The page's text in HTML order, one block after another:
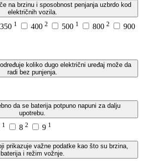
na brzinu i sposobnost penjanja uzbrdo kod
električnih vozila.
350 1 400 2 500 1 800 2 900
koliko dugo električni uređaj može da
radi bez punjenja.
da se baterija potpuno napuni za dalju
upotrebu.
1 8 2 9 1
prikazuje važne podatke kao što su brzina,
baterija i režim vožnje.